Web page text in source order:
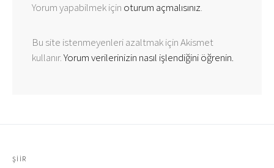
Yorum yapabilmek için oturum açmalısınız.
Bu site istenmeyenleri azaltmak için Akismet
kullanır.Yorum verilerinizin nasıl işlendiğini öğrenin.
ŞIIR